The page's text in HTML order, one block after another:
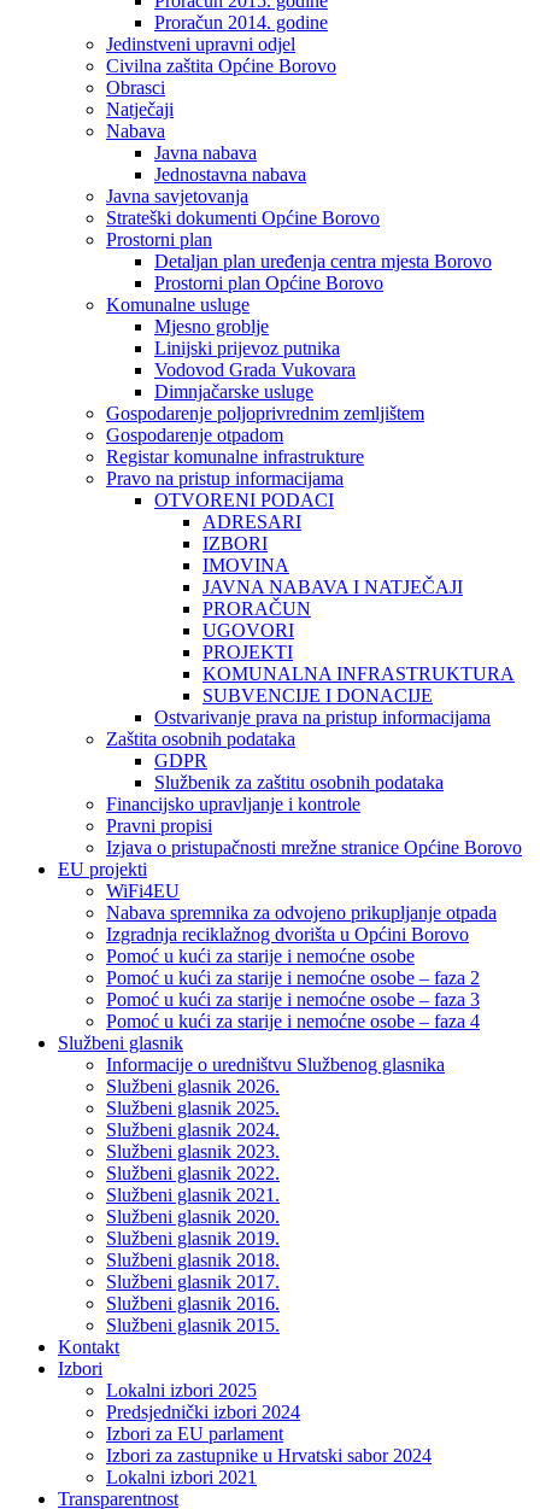
Proračun 2014. godine
Jedinstveni upravni odjel
Civilna zaštita Općine Borovo
Obrasci
Natječaji
Nabava
Javna nabava
Jednostavna nabava
Javna savjetovanja
Strateški dokumenti Općine Borovo
Prostorni plan
Detaljan plan uređenja centra mjesta Borovo
Prostorni plan Općine Borovo
Komunalne usluge
Mjesno groblje
Linijski prijevoz putnika
Vodovod Grada Vukovara
Dimnjačarske usluge
Gospodarenje poljoprivrednim zemljištem
Gospodarenje otpadom
Registar komunalne infrastrukture
Pravo na pristup informacijama
OTVORENI PODACI
ADRESARI
IZBORI
IMOVINA
JAVNA NABAVA I NATJEČAJI
PRORAČUN
UGOVORI
PROJEKTI
KOMUNALNA INFRASTRUKTURA
SUBVENCIJE I DONACIJE
Ostvarivanje prava na pristup informacijama
Zaštita osobnih podataka
GDPR
Službenik za zaštitu osobnih podataka
Financijsko upravljanje i kontrole
Pravni propisi
Izjava o pristupačnosti mrežne stranice Općine Borovo
EU projekti
WiFi4EU
Nabava spremnika za odvojeno prikupljanje otpada
Izgradnja reciklažnog dvorišta u Općini Borovo
Pomoć u kući za starije i nemoćne osobe
Pomoć u kući za starije i nemoćne osobe – faza 2
Pomoć u kući za starije i nemoćne osobe – faza 3
Pomoć u kući za starije i nemoćne osobe – faza 4
Službeni glasnik
Informacije o uredništvu Službenog glasnika
Službeni glasnik 2026.
Službeni glasnik 2025.
Službeni glasnik 2024.
Službeni glasnik 2023.
Službeni glasnik 2022.
Službeni glasnik 2021.
Službeni glasnik 2020.
Službeni glasnik 2019.
Službeni glasnik 2018.
Službeni glasnik 2017.
Službeni glasnik 2016.
Službeni glasnik 2015.
Kontakt
Izbori
Lokalni izbori 2025
Predsjednički izbori 2024
Izbori za EU parlament
Izbori za zastupnike u Hrvatski sabor 2024
Lokalni izbori 2021
Transparentnost